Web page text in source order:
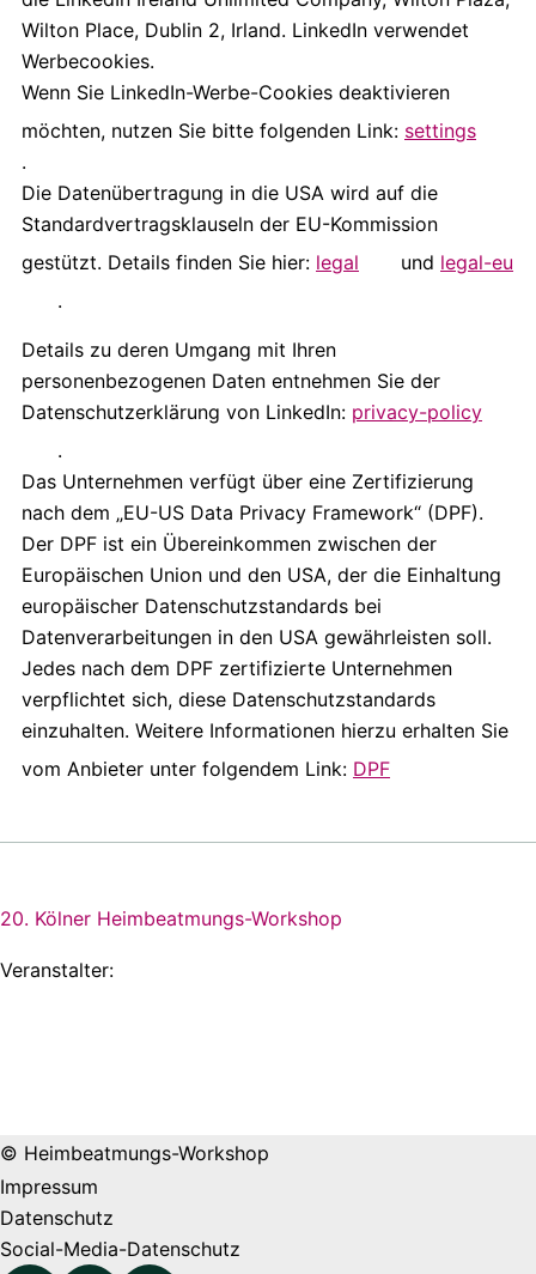
Wilton Place, Dublin 2, Irland. LinkedIn verwendet
Werbecookies.
Wenn Sie LinkedIn-Werbe-Cookies deaktivieren
möchten, nutzen Sie bitte folgenden Link: settings
.
Die Datenübertragung in die USA wird auf die
Standardvertragsklauseln der EU-Kommission
gestützt. Details finden Sie hier: legal und legal-eu
.
Details zu deren Umgang mit Ihren
personenbezogenen Daten entnehmen Sie der
Datenschutzerklärung von LinkedIn: privacy-policy
.
Das Unternehmen verfügt über eine Zertifizierung
nach dem „EU-US Data Privacy Framework“ (DPF).
Der DPF ist ein Übereinkommen zwischen der
Europäischen Union und den USA, der die Einhaltung
europäischer Datenschutzstandards bei
Datenverarbeitungen in den USA gewährleisten soll.
Jedes nach dem DPF zertifizierte Unternehmen
verpflichtet sich, diese Datenschutzstandards
einzuhalten. Weitere Informationen hierzu erhalten Sie
vom Anbieter unter folgendem Link: DPF
20. Kölner Heimbeatmungs-Workshop
Veranstalter:
© Heimbeatmungs-Workshop
Impressum
Datenschutz
Social-Media-Datenschutz